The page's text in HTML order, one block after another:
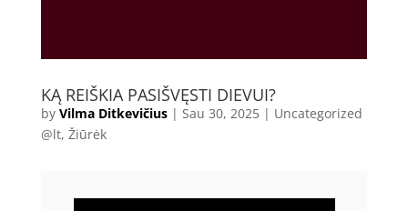
KĄ REIŠKIA PASIŠVĘSTI DIEVUI?
by Vilma Ditkevičius| Sau 30, 2025| Uncategorized
@lt, Žiūrėk